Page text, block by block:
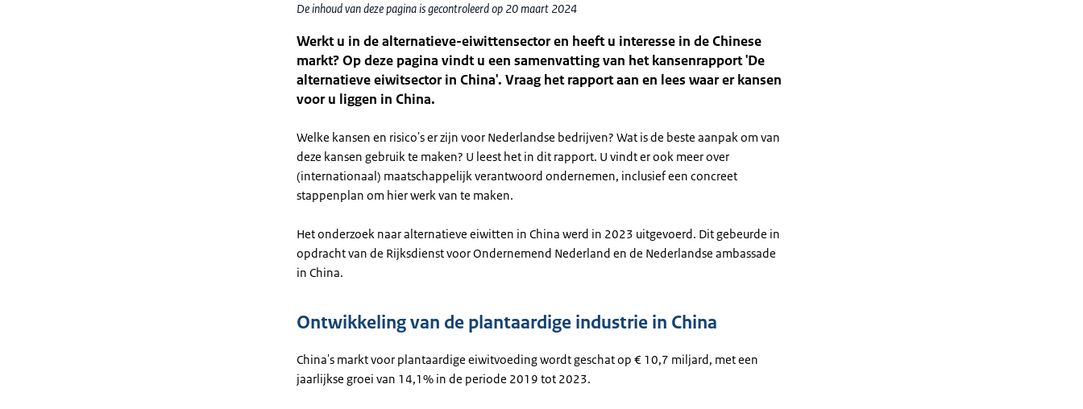
De inhoud van deze pagina is gecontroleerd op 20 maart 2024
Werkt u in de alternatieve-eiwittensector en heeft u interesse in de Chinese
markt? Op deze pagina vindt u een samenvatting van het kansenrapport 'De
alternatieve eiwitsector in China'. Vraag het rapport aan en lees waar er kansen
voor u liggen in China.
Welke kansen en risico's er zijn voor Nederlandse bedrijven? Wat is de beste aanpak om van
deze kansen gebruik te maken? U leest het in dit rapport. U vindt er ook meer over
(internationaal) maatschappelijk verantwoord ondernemen, inclusief een concreet
stappenplan om hier werk van te maken.
Het onderzoek naar alternatieve eiwitten in China werd in 2023 uitgevoerd. Dit gebeurde in
opdracht van de Rijksdienst voor Ondernemend Nederland en de Nederlandse ambassade
in China.
Ontwikkeling van de plantaardige industrie in China
China's markt voor plantaardige eiwitvoeding wordt geschat op € 10,7 miljard, met een
jaarlijkse groei van 14,1% in de periode 2019 tot 2023.